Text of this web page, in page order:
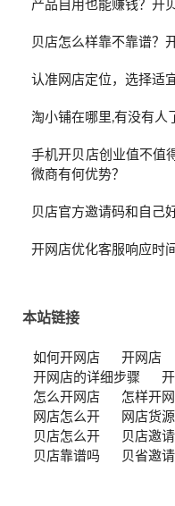
产品自用也能赚钱？开
贝店怎么样靠不靠谱？
认准网店定位，选择适
淘小铺在哪里,有没有人
手机开贝店创业值不值
微商有何优势？
贝店官方邀请码和自己
开网店优化客服响应时
本站链接
如何开网店 开网店
开网店的详细步骤
怎么开网店
怎样开
网店怎么开
网店货源
贝店怎么开
贝店邀
贝店靠谱吗
贝省邀